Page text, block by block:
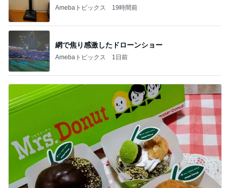
Amebaトピックス 19時間前
網で焦り感激したドローンショー
Amebaトピックス 1日前